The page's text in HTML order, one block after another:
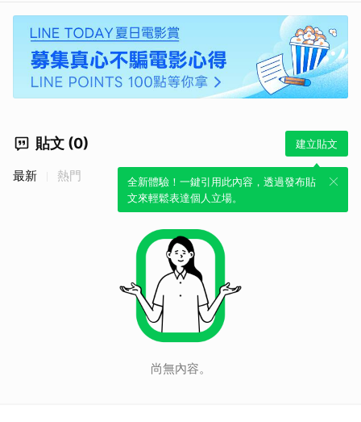
貼文 (0) 建立貼文
全新體驗！一鍵引用此內容，透過發布貼
文來輕鬆表達個人立場。
最新 熱門
尚無內容。